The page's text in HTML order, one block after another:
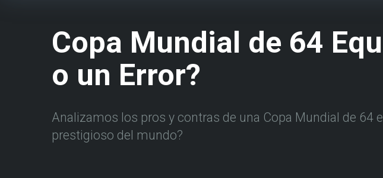
Copa Mundial de 64
o un Error?
Analizamos los pros y contras de una Copa Mundial de
prestigioso del mundo?